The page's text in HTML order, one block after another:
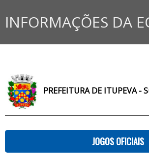
INFORMAÇÕES DA
PREFEITURA DE ITUPEVA -
JOGOS OFICIAIS